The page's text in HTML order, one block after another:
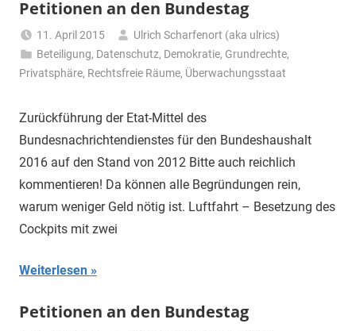
Petitionen an den Bundestag
11. April 2015
Ulrich Scharfenort (aka ulrics)
Beteiligung, Datenschutz, Demokratie, Grundrechte,
Privatsphäre, Rechtsfreie Räume, Überwachungsstaat
Zurückführung der Etat-Mittel des
Bundesnachrichtendienstes für den Bundeshaushalt
2016 auf den Stand von 2012 Bitte auch reichlich
kommentieren! Da können alle Begründungen rein,
warum weniger Geld nötig ist. Luftfahrt – Besetzung des
Cockpits mit zwei
Weiterlesen
Petitionen an den Bundestag